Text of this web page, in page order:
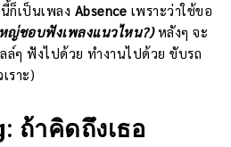
ก็เป็นเพลง Absence เพราะว่าใช้ขอ
ญ่ชอบฟังเพลงแนวไหน?)หลังๆ จะ
ล์ๆ ฟังไปด้วย ทำงานไปด้วย ขับรถ
ราะ)
ถ้าคิดถึงเธอ